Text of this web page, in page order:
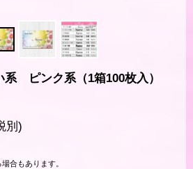
ピンク系（1箱100枚入）
別)
合もあります。